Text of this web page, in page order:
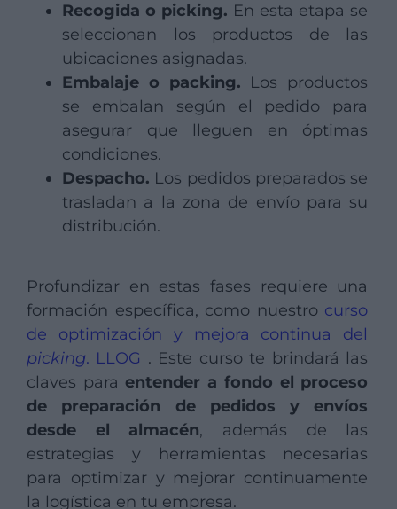
Recogida o picking. En esta etapa se
seleccionan los productos de las
ubicaciones asignadas.
Embalaje o packing. Los productos
se embalan según el pedido para
asegurar que lleguen en óptimas
condiciones.
Despacho. Los pedidos preparados se
trasladan a la zona de envío para su
distribución.
Profundizar en estas fases requiere una
formación específica, como nuestro curso
de optimización y mejora continua del
picking. LLOG . Este curso te brindará las
claves para entender a fondo el proceso
de preparación de pedidos y envíos
desde el almacén, además de las
estrategias y herramientas necesarias
para optimizar y mejorar continuamente
la logística en tu empresa.